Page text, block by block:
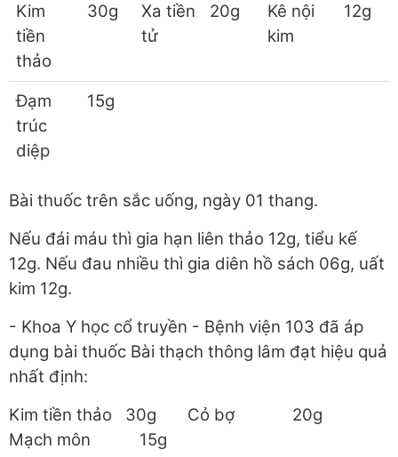
Kim
tiền
thảo
30g
Xa tiền
tử
20g
Kê nội
kim
12g
Đạm
trúc
diệp
15g
Bài thuốc trên sắc uống, ngày 01 thang.
Nếu đái máu thì gia hạn liên thảo 12g, tiểu kế
12g. Nếu đau nhiều thì gia diên hồ sách 06g, uất
kim 12g.
- Khoa Y học cổ truyền - Bệnh viện 103 đã áp
dụng bài thuốc Bài thạch thông lâm đạt hiệu quả
nhất định:
Kim tiền thảo 30g Cỏ bợ 20g
Mạch môn 15g